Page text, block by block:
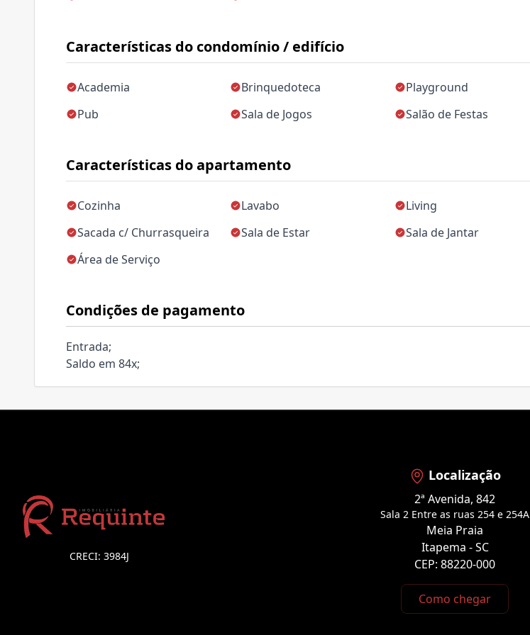
Características do condomínio / edifício
Academia Brinquedoteca
Playground
Pub
Sala de Jogos Salão de Festas
Características do apartamento
Cozinha Lavabo
Living
Sacada c/ Churrasqueira
Sala de Estar
Sala de Jantar
Área de Serviço
Condições de pagamento
Entrada;
Saldo em 84x;
CRECI: 3984J
Localização
2ª Avenida, 842
Sala 2 Entre as ruas 254 e 254A
Meia Praia
Itapema - SC
CEP: 88220-000
Como chegar